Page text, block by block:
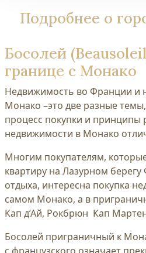
Подробнее о
Босолей
границе с Монако
Недвижимость во Франции и
Монако –это две разные темы,
процесс покупки и принципы
недвижимости в Монако
Многим покупателям,
квартиру на Лазурном
отдыха, интересна покупка
самом Монако, а в
Кап д’Ай, Рокбрюн Кап
Босолей приграничный к